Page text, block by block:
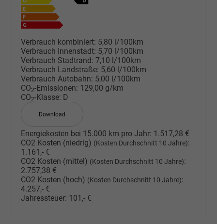
Verbrauch kombiniert: 5,80 l/100km
Verbrauch Innenstadt: 5,70 l/100km
Verbrauch Stadtrand: 7,10 l/100km
Verbrauch Landstraße: 5,60 l/100km
Verbrauch Autobahn: 5,00 l/100km
CO2-Emissionen: 129,00 g/km
CO2-Klasse: D
Download
Energiekosten bei 15.000 km pro Jahr: 1.517,28 €
CO2 Kosten (niedrig) (Kosten Durchschnitt 10 Jahre):
1.161,- €
CO2 Kosten (mittel) (Kosten Durchschnitt 10 Jahre):
2.757,38 €
CO2 Kosten (hoch) (Kosten Durchschnitt 10 Jahre):
4.257,- €
Jahressteuer: 101,- €